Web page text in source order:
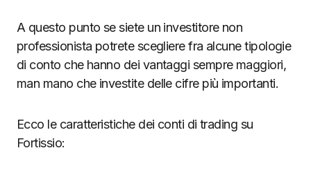
A questo punto se siete un investitore non
professionista potrete scegliere fra alcune tipologie
di conto che hanno dei vantaggi sempre maggiori,
man mano che investite delle cifre più importanti.
Ecco le caratteristiche dei conti di trading su
Fortissio: